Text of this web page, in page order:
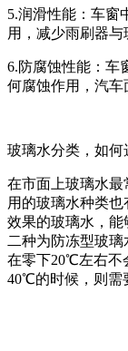
5.润滑性能：车窗
用，减少雨刷器与
6.防腐蚀性能：车
何腐蚀作用，汽车
玻璃水分类，如何
在市面上玻璃水
用的玻璃水种类
效果的玻璃水，
二种为防冻型玻璃
在零下20℃左右不
40℃的时候，则需